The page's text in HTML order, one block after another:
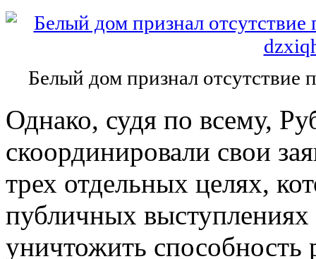
Белый дом признал отсутствие
Однако, судя по всему,
скоординировали свои
трех отдельных целях,
публичных
уничтожить способность